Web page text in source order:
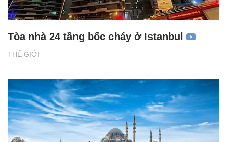
THẾ GIỚI
Tòa nhà 24 tầng bốc cháy ở Istanbul